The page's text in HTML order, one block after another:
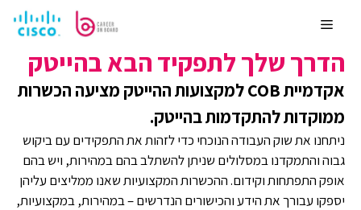
לתוכןMenu
אקדמיית COB
הדרך שלך לתפקיד הבא בהייטק
אקדמיית COB למקצועות ההייטק מציעה הכשרות
ממוקדות להתקדמות בהייטק.
ניתחנו את שוק העבודה הנוכחי כדי לזהות את התפקידים עם ביקוש
גבוה והתמקדנו במסלולים שניתן להשתלב בהם במהירות, ויש בהם
אופק התפתחות וקידום. ההכשרות המקצועיות שאנו ממליצים עליהן
יספקו עבורך את הידע והכישורים הנדרשים – במהירות, במקצועיות,